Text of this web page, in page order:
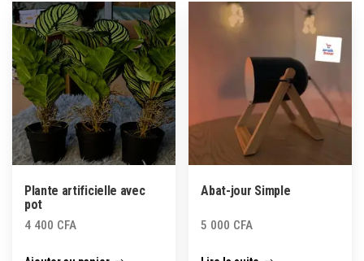
Plante artificielle avec
pot
4 400 CFA
Abat-jour Simple
5 000 CFA